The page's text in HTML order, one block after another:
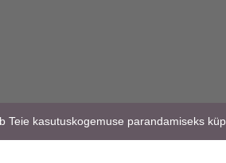
Teie kasutuskogemuse parandamiseks